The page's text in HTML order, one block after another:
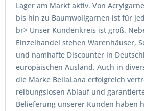
Lager am Markt aktiv. Von
bis hin zu Baumwollgarnen ist für
br> Unser Kundenkreis ist groß.
Einzelhandel stehen Warenhäuser,
und namhafte Discounter in
europäischen Ausland. Auch in
die Marke BellaLana erfolgreich
reibungslosen Ablauf und
Belieferung unserer Kunden haben